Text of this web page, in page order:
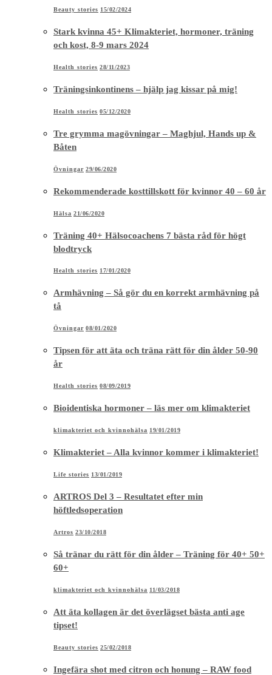
Beauty stories 15/02/2024
Stark kvinna 45+ Klimakteriet, hormoner, träning
och kost, 8-9 mars 2024
Health stories 28/11/2023
Träningsinkontinens – hjälp jag kissar på mig!
Health stories 05/12/2020
Tre grymma magövningar – Maghjul, Hands up &
Båten
Övningar 29/06/2020
Rekommenderade kosttillskott för kvinnor 40 – 60 år
Hälsa 21/06/2020
Träning 40+ Hälsocoachens 7 bästa råd för högt
blodtryck
Health stories 17/01/2020
Armhävning – Så gör du en korrekt armhävning på
tå
Övningar 08/01/2020
Tipsen för att äta och träna rätt för din ålder 50-90
år
Health stories 08/09/2019
Bioidentiska hormoner – läs mer om klimakteriet
klimakteriet och kvinnohälsa 19/01/2019
Klimakteriet – Alla kvinnor kommer i klimakteriet!
Life stories 13/01/2019
ARTROS Del 3 – Resultatet efter min
höftledsoperation
Artros 23/10/2018
Så tränar du rätt för din ålder – Träning för 40+ 50+
60+
klimakteriet och kvinnohälsa 11/03/2018
Att äta kollagen är det överlägset bästa anti age
tipset!
Beauty stories 25/02/2018
Ingefära shot med citron och honung – RAW food